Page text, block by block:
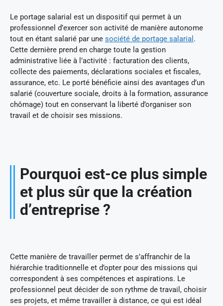
Le portage salarial est un dispositif qui permet à un
professionnel d’exercer son activité de manière autonome
tout en étant salarié par une société de portage salarial .
Cette dernière prend en charge toute la gestion
administrative liée à l’activité : facturation des clients,
collecte des paiements, déclarations sociales et fiscales,
assurance, etc. Le porté bénéficie ainsi des avantages d’un
salarié (couverture sociale, droits à la formation, assurance
chômage) tout en conservant la liberté d’organiser son
travail et de choisir ses missions.
Pourquoi est-ce plus simple
et plus sûr que la création
d’entreprise ?
Cette manière de travailler permet de s’affranchir de la
hiérarchie traditionnelle et d’opter pour des missions qui
correspondent à ses compétences et aspirations. Le
professionnel peut décider de son rythme de travail, choisir
ses projets, et même travailler à distance, ce qui est idéal